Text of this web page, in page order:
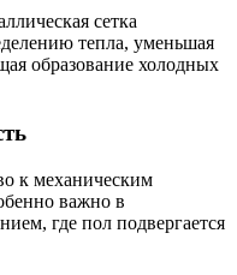
сетка
тепла, уменьшая
образование холодных
к механическим
важно в
где пол подвергается